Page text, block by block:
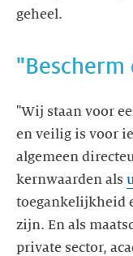
geheel.
"Wij staan voor
en veilig is voor
algemeen
kernwaarden als
toegankelijkheid
zijn. En als
private sector,